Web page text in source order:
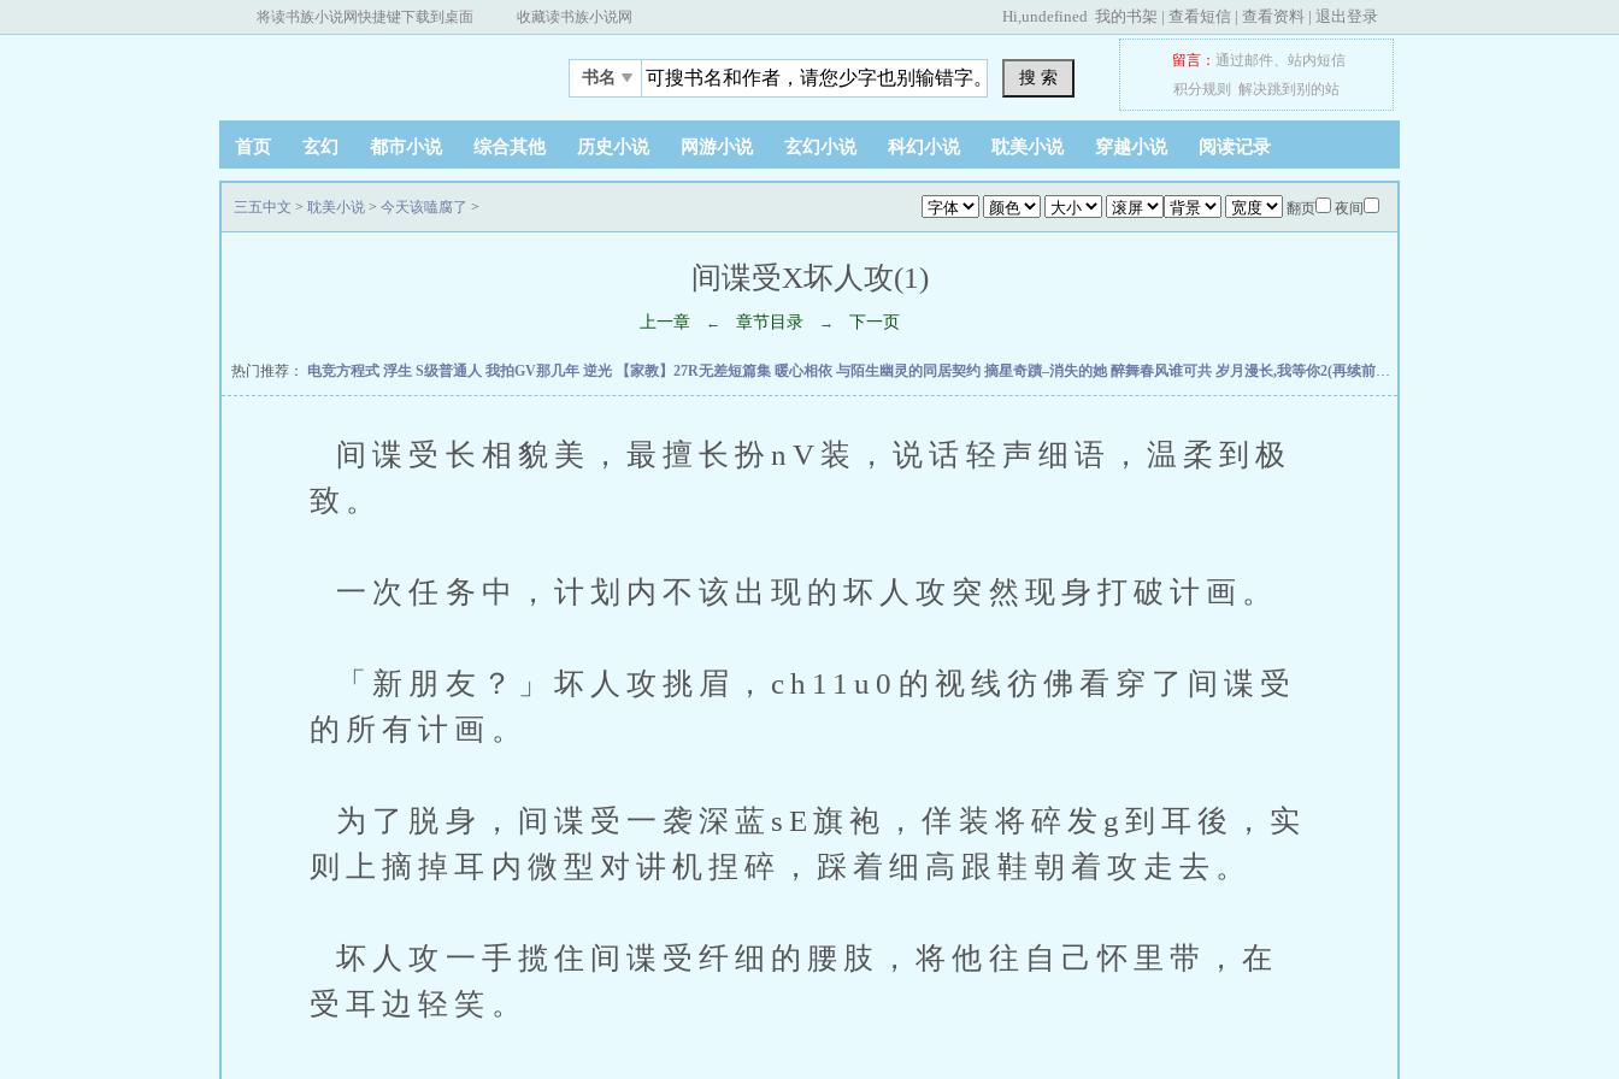
将读书族小说网快捷键下载到桌面 收藏读书族小说网 Hi,undefined 我的书架 | 查看短信 | 查看资料 | 退出登录
书名 搜 索
留言： 通过邮件、 站内短信
积分规则
解决跳到别的站
首页 玄幻 都市小说 综合其他 历史小说 网游小说 玄幻小说 科幻小说 耽美小说 穿越小说 阅读记录
翻页 夜间
三五中文 > 耽美小说 > 今天该嗑腐了 >
间谍受X坏人攻(1)
上一章 ← 章节目录 → 下一页
热门推荐： 电竞方程式 浮生 S级普通人 我拍GV那几年 逆光 【家教】27R无差短篇集 暖心相依 与陌生幽灵的同居契约 摘星奇蹟–消失的她醉舞春风谁可共 岁月漫长,我等你2(再续前缘)
间谍受长相貌美，最擅长扮nV装，说话轻声细语，温柔到极
致。
一次任务中，计划内不该出现的坏人攻突然现身打破计画。
「新朋友？」坏人攻挑眉，ch11u0的视线彷佛看穿了间谍受
的所有计画。
为了脱身，间谍受一袭深蓝sE旗袍，佯装将碎发g到耳後，实
则上摘掉耳内微型对讲机捏碎，踩着细高跟鞋朝着攻走去。
坏人攻一手揽住间谍受纤细的腰肢，将他往自己怀里带，在
受耳边轻笑。